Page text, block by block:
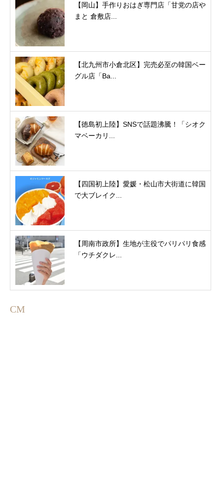
【岡山】手作りおはぎ専門店「甘党の店や
まと 倉敷店...
【北九州市小倉北区】完売必至の韓国ベー
グル店「Ba...
【徳島初上陸】SNSで話題沸騰！「シオク
マベーカリ...
【四国初上陸】愛媛・松山市大街道に韓国
で大ブレイク...
【周南市政所】生地が主役でパリパリ食感
「ウチダクレ...
CM